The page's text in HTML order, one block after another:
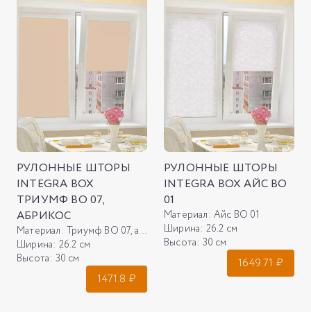
РУЛОННЫЕ ШТОРЫ
INTEGRA BOX
ТРИУМФ ВО 07,
АБРИКОС
Материал: Триумф ВО 07, абрикос
Ширина: 26.2 см
Высота: 30 см
1471.8 ₽
РУЛОННЫЕ ШТОРЫ
INTEGRA BOX АЙС ВО
01
Материал: Айс ВО 01
Ширина: 26.2 см
Высота: 30 см
1649.71 ₽